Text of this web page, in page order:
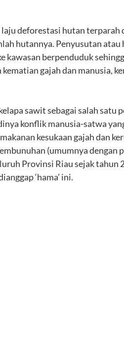
deforestasi hutan terparah
hutannya. Penyusutan atau
kawasan berpenduduk
gajah dan manusia,
sawit sebagai salah satu
konflik manusia-satwa
kesukaan gajah dan
(umumnya dengan
Provinsi Riau sejak tahun
‘hama’ ini.